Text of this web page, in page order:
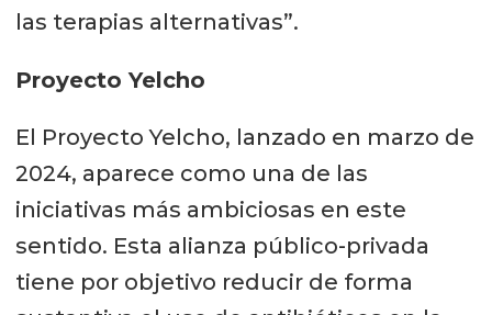
las terapias alternativas”.
Proyecto Yelcho
El Proyecto Yelcho, lanzado en marzo de
2024, aparece como una de las
iniciativas más ambiciosas en este
sentido. Esta alianza público-privada
tiene por objetivo reducir de forma